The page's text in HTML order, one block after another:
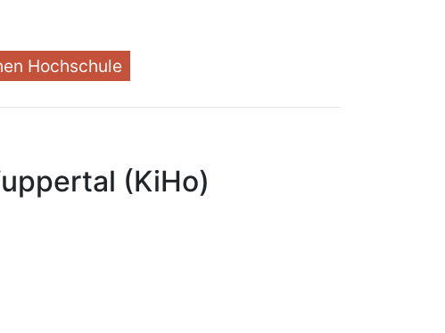
Hochschule
(KiHo)